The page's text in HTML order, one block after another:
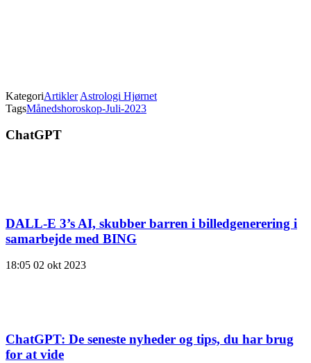
KategoriArtikler Astrologi Hjørnet
TagsMånedshoroskop-Juli-2023
ChatGPT
DALL-E 3’s AI, skubber barren i billedgenerering i
samarbejde med BING
18:05 02 okt 2023
ChatGPT: De seneste nyheder og tips, du har brug
for at vide